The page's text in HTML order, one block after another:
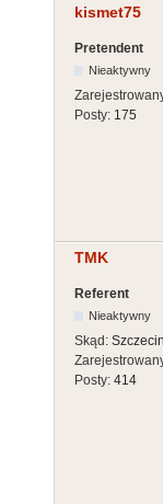
kismet75
Pretendent
Nieaktywny
Posty: 175
TMK
Referent
Nieaktywny
Skąd: Szczecin
Posty: 414